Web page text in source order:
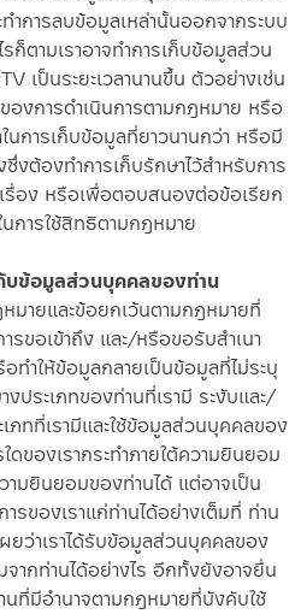
ำการลบข้อมูลเหล่านั้นออกจากระบบ
ก็ตามเราอาจทำการเก็บข้อมูลส่วน
เป็นระยะเวลานานขึ้น ตัวอย่างเช่น
องการดำเนินการตามกฎหมาย หรือ
นการเก็บข้อมูลที่ยาวนานกว่า หรือมี
งต้องทำการเก็บรักษาไว้สำหรับการ
รื่อง หรือเพื่อตอบสนองต่อข้อเรียก
การใช้สิทธิตามกฎหมาย
บข้อมูลส่วนบุคคลของท่าน
ยและข้อยกเว้นตามกฎหมายที่
รขอเข้าถึง และ/หรือขอรับสำเนา
ทำให้ข้อมูลกลายเป็นข้อมูลที่ไม่ระบุ
ระเภทของท่านที่เรามี ระงับและ/
ภทที่เรามีและใช้ข้อมูลส่วนบุคคลของ
ของเรากระทำภายใต้ความยินยอม
มยินยอมของท่านได้ แต่อาจเป็น
ารของเราแก่ท่านได้อย่างเต็มที่ ท่าน
ยว่าเราได้รับข้อมูลส่วนบุคคลของ
ากท่านได้อย่างไร อีกทั้งยังอาจยื่น
นที่มีอำนาจตามกฎหมายที่บังคับใช้